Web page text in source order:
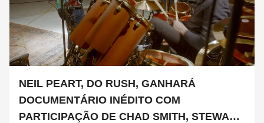
NEIL PEART, DO RUSH, GANHARÁ
DOCUMENTÁRIO INÉDITO COM
PARTICIPAÇÃO DE CHAD SMITH, STEWART